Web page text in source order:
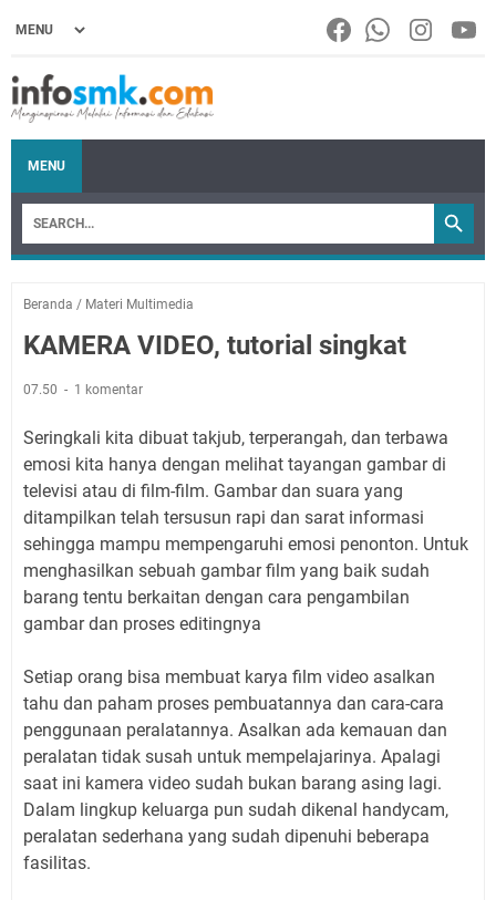
MENU
Beranda / Materi Multimedia
KAMERA VIDEO, tutorial singkat
07.50 1 komentar
Seringkali kita dibuat takjub, terperangah, dan terbawa
emosi kita hanya dengan melihat tayangan gambar di
televisi atau di film-film. Gambar dan suara yang
ditampilkan telah tersusun rapi dan sarat informasi
sehingga mampu mempengaruhi emosi penonton. Untuk
menghasilkan sebuah gambar film yang baik sudah
barang tentu berkaitan dengan cara pengambilan
gambar dan proses editingnya
Setiap orang bisa membuat karya film video asalkan
tahu dan paham proses pembuatannya dan cara-cara
penggunaan peralatannya. Asalkan ada kemauan dan
peralatan tidak susah untuk mempelajarinya. Apalagi
saat ini kamera video sudah bukan barang asing lagi.
Dalam lingkup keluarga pun sudah dikenal handycam,
peralatan sederhana yang sudah dipenuhi beberapa
fasilitas.